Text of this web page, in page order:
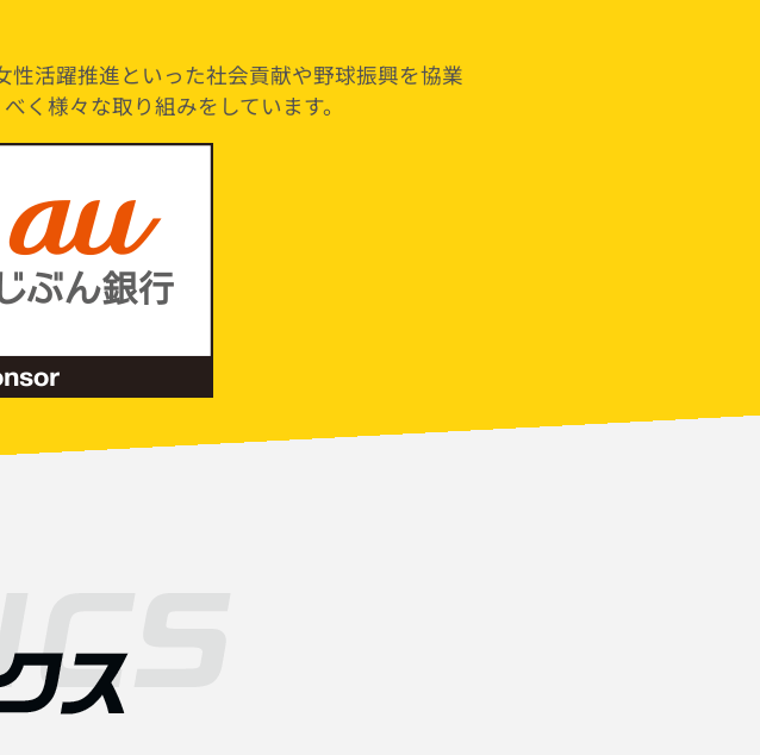
活躍推進といった社会貢献や野球振興を協業
く様々な取り組みをしています。